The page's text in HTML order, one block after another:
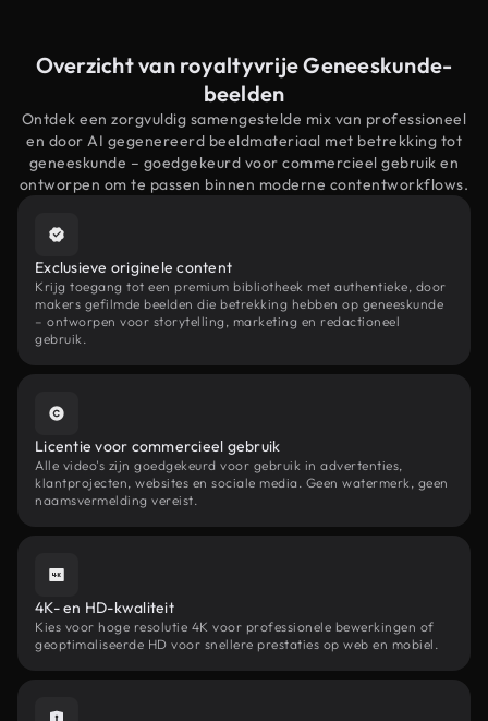
Overzicht van royaltyvrije Geneeskunde-
beelden
Ontdek een zorgvuldig samengestelde mix van professioneel
en door AI gegenereerd beeldmateriaal met betrekking tot
geneeskunde – goedgekeurd voor commercieel gebruik en
ontworpen om te passen binnen moderne contentworkflows.
Exclusieve originele content
Krijg toegang tot een premium bibliotheek met authentieke, door
makers gefilmde beelden die betrekking hebben op geneeskunde
– ontworpen voor storytelling, marketing en redactioneel
gebruik.
Licentie voor commercieel gebruik
Alle video's zijn goedgekeurd voor gebruik in advertenties,
klantprojecten, websites en sociale media. Geen watermerk, geen
naamsvermelding vereist.
4K- en HD-kwaliteit
Kies voor hoge resolutie 4K voor professionele bewerkingen of
geoptimaliseerde HD voor snellere prestaties op web en mobiel.